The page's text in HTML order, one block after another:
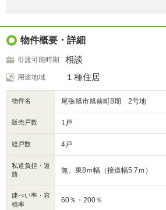
『大容量収納』
全居室収納付き、パントリー、廊下収納もあるた
せん！
『シューズインクローク』
ベビーカーやアウトドア用品が置ける便利な土間
◆設備仕様◆
『長期優良住宅取得』
税制面優遇の長期優良住宅取得！
『耐震等級3』
地震強い最大耐震等級3取得！
『エコジョーズ採用』
省エネ高効率給湯器採用！
『太陽光発電システム』
物件概要・詳細
引渡可能時期 相談
用途地域 １種住居
物件名 尾張旭市旭前町8期 2号地
販売戸数 1戸
総戸数 4戸
私道負担・道
路
無、東8ｍ幅（接道幅5.7ｍ）
建ぺい率・容
積率
60％・200％